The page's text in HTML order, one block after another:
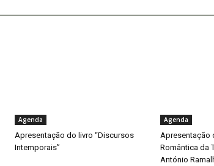
Agenda
Apresentação do livro “Discursos
Intemporais”
Agenda
Apresentação
Romântica da
António